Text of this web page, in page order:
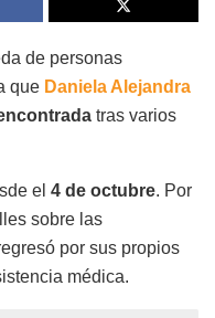
de personas
que Daniela Alejandra
tras varios
el 4 de octubre. Por
sobre las
por sus propios
médica.